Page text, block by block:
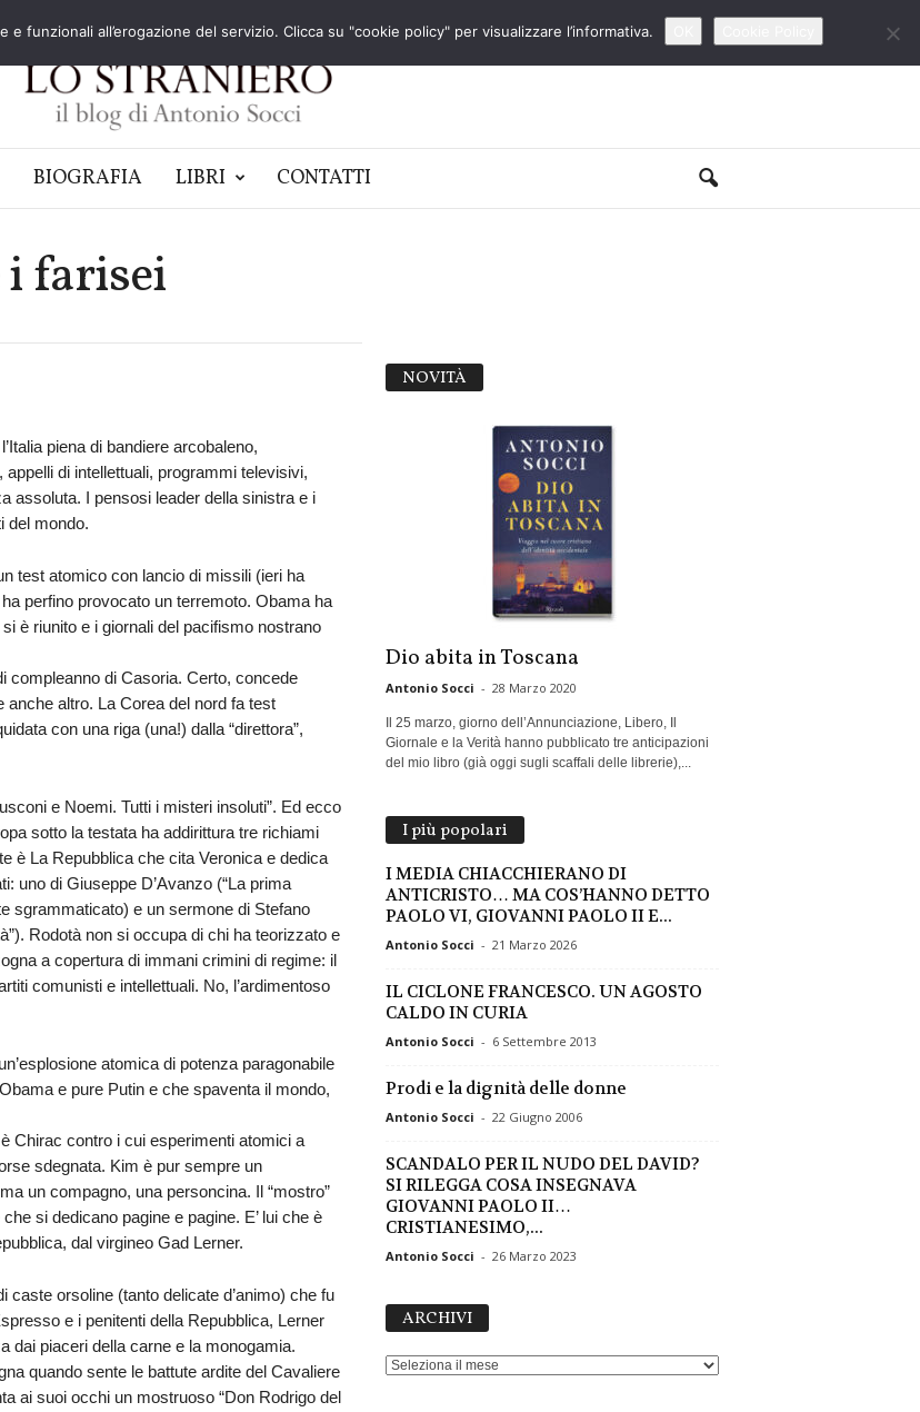
BIOGRAFIA LIBRI CONTATTI
i farisei
piena di bandiere arcobaleno,
di intellettuali, programmi televisivi,
assoluta. I pensosi leader della sinistra e i
del mondo.
test atomico con lancio di missili (ieri ha
perfino provocato un terremoto. Obama ha
è riunito e i giornali del pacifismo nostrano
compleanno di Casoria. Certo, concede
anche altro. La Corea del nord fa test
con una riga (una!) dalla “direttora”,
e Noemi. Tutti i misteri insoluti”. Ed ecco
sotto la testata ha addirittura tre richiami
è La Repubblica che cita Veronica e dedica
uno di Giuseppe D’Avanzo (“La prima
sgrammaticato) e un sermone di Stefano
Rodotà non si occupa di chi ha teorizzato e
a copertura di immani crimini di regime: il
comunisti e intellettuali. No, l’ardimentoso
atomica di potenza paragonabile
e pure Putin e che spaventa il mondo,
Chirac contro i cui esperimenti atomici a
sdegnata. Kim è pur sempre un
un compagno, una personcina. Il “mostro”
si dedicano pagine e pagine. E’ lui che è
dal virgineo Gad Lerner.
orsoline (tanto delicate d’animo) che fu
e i penitenti della Repubblica, Lerner
dai piaceri della carne e la monogamia.
quando sente le battute ardite del Cavaliere
ai suoi occhi un mostruoso “Don Rodrigo del
NOVITÀ
Dio abita in Toscana
Antonio Socci - 28 Marzo 2020
Il 25 marzo, giorno dell’Annunciazione, Libero, Il
Giornale e la Verità hanno pubblicato tre anticipazioni
del mio libro (già oggi sugli scaffali delle librerie),...
I più popolari
I MEDIA CHIACCHIERANO DI
ANTICRISTO… MA COS’HANNO DETTO
PAOLO VI, GIOVANNI PAOLO II E...
Antonio Socci - 21 Marzo 2026
IL CICLONE FRANCESCO. UN AGOSTO
CALDO IN CURIA
Antonio Socci - 6 Settembre 2013
Prodi e la dignità delle donne
Antonio Socci - 22 Giugno 2006
SCANDALO PER IL NUDO DEL DAVID?
SI RILEGGA COSA INSEGNAVA
GIOVANNI PAOLO II…
CRISTIANESIMO,...
Antonio Socci - 26 Marzo 2023
ARCHIVI
funzionali all’erogazione del servizio. Clicca su "cookie policy" per visualizzare l’informativa.